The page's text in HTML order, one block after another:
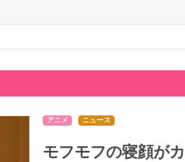
アニメ ニュース
モフモフの寝顔が